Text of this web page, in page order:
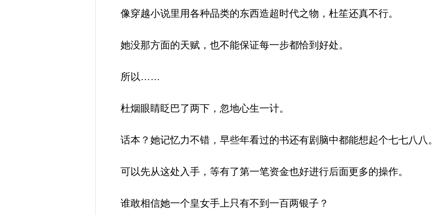
像穿越小说里用各种品类的东西造超时代之物，杜笙还真不行。
她没那方面的天赋，也不能保证每一步都恰到好处。
所以……
杜烟眼睛眨巴了两下，忽地心生一计。
话本？她记忆力不错，早些年看过的书还有剧脑中都能想起个七七八八。
可以先从这处入手，等有了第一笔资金也好进行后面更多的操作。
谁敢相信她一个皇女手上只有不到一百两银子？